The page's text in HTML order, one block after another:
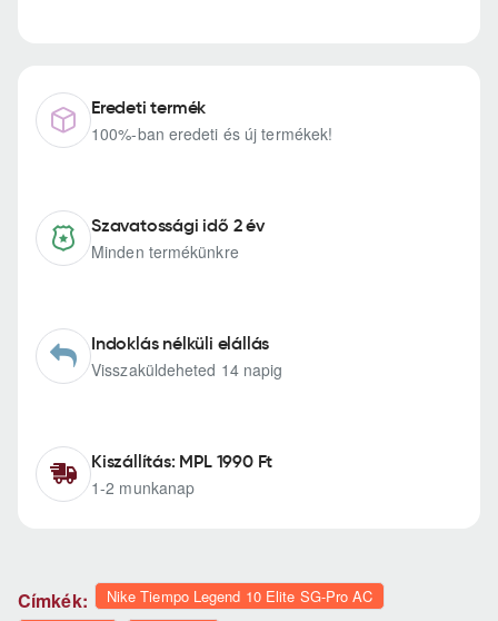
Eredeti termék
100%-ban eredeti és új termékek!
Szavatossági idő 2 év
Minden termékünkre
Indoklás nélküli elállás
Visszaküldeheted 14 napig
Kiszállítás: MPL 1990 Ft
1-2 munkanap
Címkék:
Nike Tiempo Legend 10 Elite SG-Pro AC